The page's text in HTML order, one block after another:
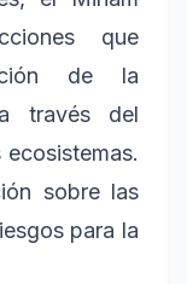
que
de la
través del
sobre las
para la